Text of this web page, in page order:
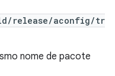
release/aconfig/tr
nome de pacote